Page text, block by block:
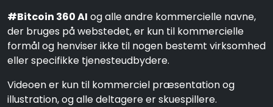
#Bitcoin 360 AI og alle andre kommercielle navne,
der bruges på webstedet, er kun til kommercielle
formål og henviser ikke til nogen bestemt virksomhed
eller specifikke tjenesteudbydere.
Videoen er kun til kommerciel præsentation og
illustration, og alle deltagere er skuespillere.